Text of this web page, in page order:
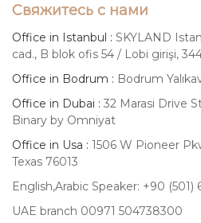
Свяжитесь с нами
Office in Istanbul : SKYLAND
cad., B blok ofis 54 / Lobi girişi,
Office in Bodrum : Bodrum
Office in Dubai : 32 Marasi Drive
Binary by Omniyat
Office in Usa : 1506 W Pioneer
Texas 76013
English,Arabic Speaker: +90 (501)
UAE branch 00971 504738300